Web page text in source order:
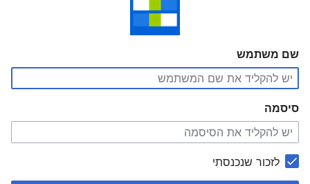
שם משתמש
סיסמה
לזכור שנכנסתי